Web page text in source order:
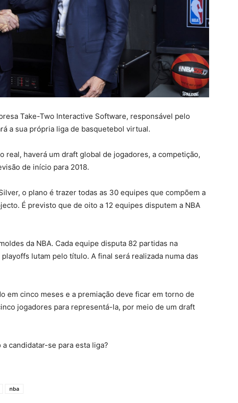
Take-Two Interactive Software, responsável pelo
a sua própria liga de basquetebol virtual.
real, haverá um draft global de jogadores, a competição,
de início para 2018.
o plano é trazer todas as 30 equipes que compõem a
É previsto que de oito a 12 equipes disputem a NBA
da NBA. Cada equipe disputa 82 partidas na
lutam pelo título. A final será realizada numa das
em cinco meses e a premiação deve ficar em torno de
jogadores para representá-la, por meio de um draft
candidatar-se para esta liga?
nba